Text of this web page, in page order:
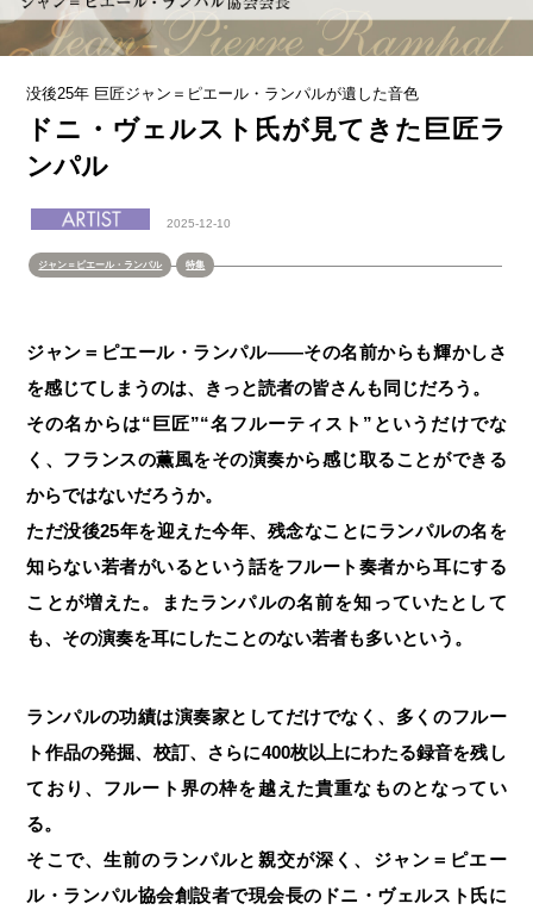
没後25年 巨匠ジャン＝ピエール・ランパルが遺した音色
ドニ・ヴェルスト氏が見てきた巨匠ラ
ンパル
2025-12-10
ジャン＝ピエール・ランパル 特集
ジャン＝ピエール・ランパル——その名前からも輝かしさ
を感じてしまうのは、きっと読者の皆さんも同じだろう。
その名からは“巨匠”“名フルーティスト”というだけでな
く、フランスの薫風をその演奏から感じ取ることができる
からではないだろうか。
ただ没後25年を迎えた今年、残念なことにランパルの名を
知らない若者がいるという話をフルート奏者から耳にする
ことが増えた。またランパルの名前を知っていたとして
も、その演奏を耳にしたことのない若者も多いという。
ランパルの功績は演奏家としてだけでなく、多くのフルー
ト作品の発掘、校訂、さらに400枚以上にわたる録音を残し
ており、フルート界の枠を越えた貴重なものとなってい
る。
そこで、生前のランパルと親交が深く、ジャン＝ピエー
ル・ランパル協会創設者で現会長のドニ・ヴェルスト氏に